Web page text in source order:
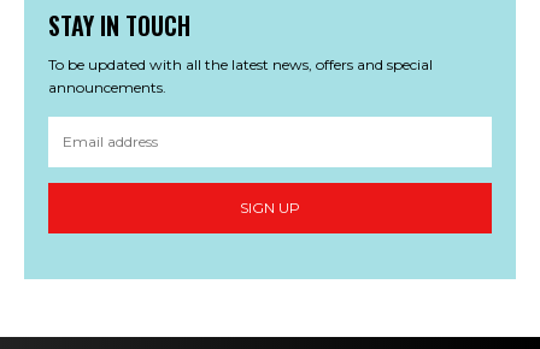
STAY IN TOUCH
To be updated with all the latest news, offers and special
announcements.
SIGN UP